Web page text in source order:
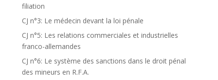
filiation
CJ n°3: Le médecin devant la loi pénale
CJ n°5: Les relations commerciales et industrielles
franco-allemandes
CJ n°6: Le système des sanctions dans le droit pénal
des mineurs en R.F.A.